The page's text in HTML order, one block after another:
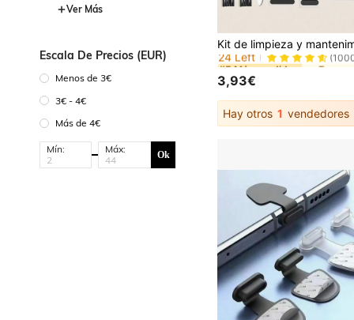
Ver Más
Escala De Precios (EUR)
Menos de 3€
3€ - 4€
Más de 4€
Mín: Máx: Ok
#5 Más vendidos
24 Left
#5 Más vendidos
24 Left
#5 Más vendidos
24 Left
#5 Más vendidos
24 Left
3,93€
Hay otros 1 vendedores